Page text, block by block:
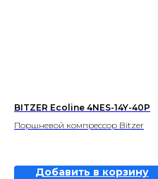
BITZER Ecoline 4NES-14Y-40P
Поршневой компрессор Bitzer
Добавить в корзину